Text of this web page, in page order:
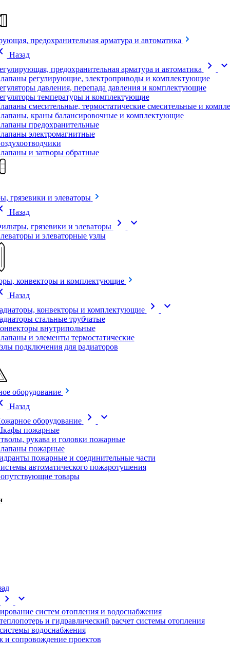
предохранительная арматура и автоматика
Назад
предохранительная арматура и автоматика
chevron_right expand_more
регулирующие, электроприводы и комплектующие
давления, перепада давления и комплектующие
температуры и комплектующие
смесительные, термостатические смесительные и
краны балансировочные и комплектующие
предохранительные
электромагнитные
и затворы обратные
грязевики и элеваторы
Назад
грязевики и элеваторы
chevron_right expand_more
и элеваторные узлы
конвекторы и комплектующие
Назад
конвекторы и комплектующие
chevron_right expand_more
стальные трубчатые
внутрипольные
и элементы термостатические
подключения для радиаторов
оборудование
Назад
оборудование
chevron_right expand_more
пожарные
рукава и головки пожарные
пожарные
пожарные и соединительные части
автоматического пожаротушения
товары
chevron_right expand_more
систем отопления и водоснабжения
и гидравлический расчет системы отопления
водоснабжения
и сопровождение проектов